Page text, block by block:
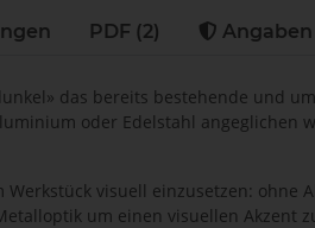
PDF (2)
das bereits bestehende und
oder Edelstahl
visuell einzusetzen: ohne
um einen visuellen Akzent